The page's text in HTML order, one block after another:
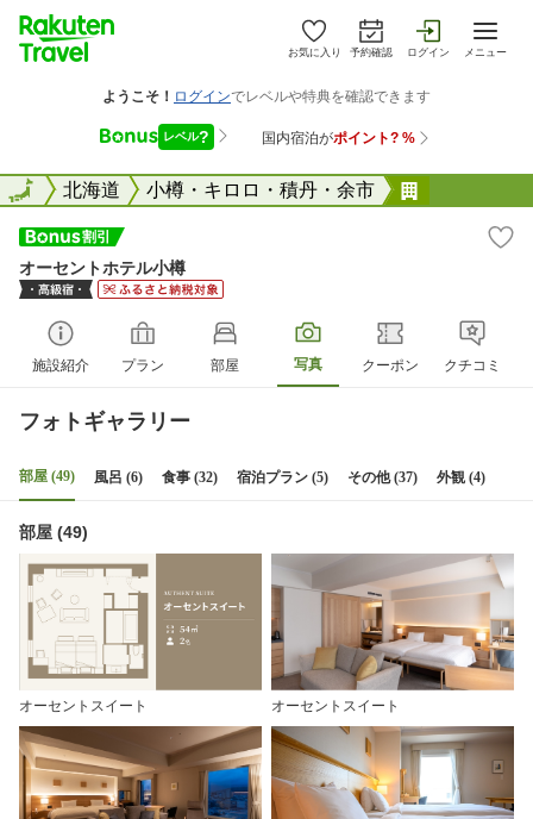
お気に入り 予約確認 ログイン メニュー
全国北海道 小樽・キロロ・積丹・余市
全国
オーセントホテル小樽
施設紹介 プラン 部屋 写真 クーポン クチコミ
フォトギャラリー
部屋 (49) 風呂 (6) 食事 (32) 宿泊プラン (5) その他 (37) 外観 (4)
部屋 (49)
オーセントスイート オーセントスイート